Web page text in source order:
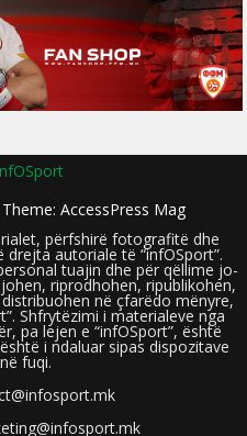
AccessPress Mag
përfshirë fotografitë dhe
autoriale të “infOSport”.
tuajin dhe për qëllime jo-
riprodhohen, ripublikohen,
në çfarëdo mënyre,
Shfrytëzimi i materialeve nga
pa lejen e “infOSport”, është
i ndaluar sipas dispozitave
fuqi.